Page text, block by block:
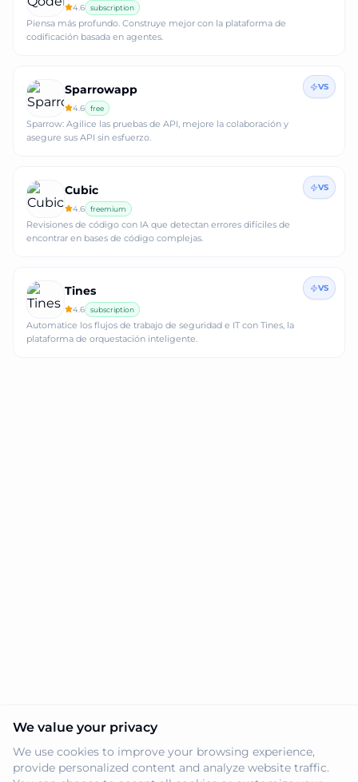
4.6 subscription
Piensa más profundo. Construye mejor con la plataforma de
codificación basada en agentes.
Sparrowapp
4.6 free
Sparrow: Agilice las pruebas de API, mejore la colaboración y
asegure sus API sin esfuerzo.
VS
Cubic
4.6 freemium
Revisiones de código con IA que detectan errores difíciles de
encontrar en bases de código complejas.
VS
Tines
4.6 subscription
Automatice los flujos de trabajo de seguridad e IT con Tines, la
plataforma de orquestación inteligente.
VS
We value your privacy
We use cookies to improve your browsing experience,
provide personalized content and analyze website traffic.